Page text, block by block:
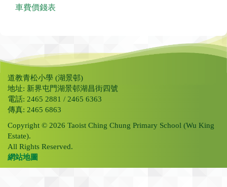
車費價錢表
道教青松小學 (湖景邨)
地址: 新界屯門湖景邨湖昌街四號
電話: 2465 2881 / 2465 6363
傳真: 2465 6863
Copyright © 2026 Taoist Ching Chung Primary School (Wu King
Estate).
All Rights Reserved.
網站地圖